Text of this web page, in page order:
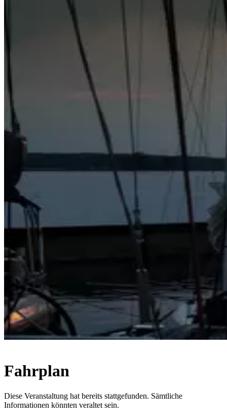
Fahrplan
Diese Veranstaltung hat bereits stattgefunden. Sämtliche
Informationen könnten veraltet sein.